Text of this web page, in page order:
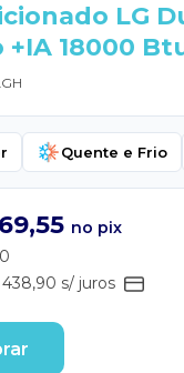
LG
+IA 18000
Quente e Frio
no pix
s/ juros